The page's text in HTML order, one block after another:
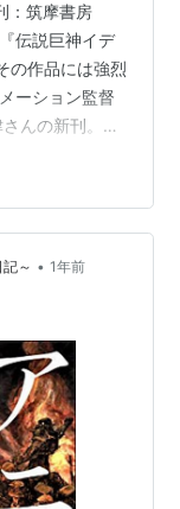
：筑摩書房
伝説巨神イデ
の作品には強烈
ーション監督
んの新刊。タ
単純に例を羅
くいので、物
この視点から
はこうだ、と
とこは非常に
～ • 1年前